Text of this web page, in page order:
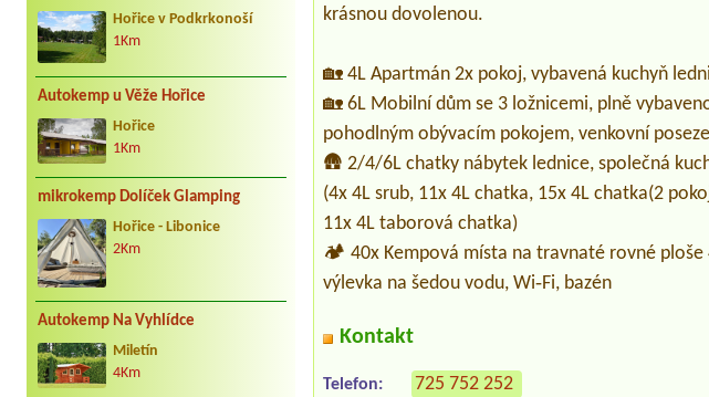
Hořice v Podkrkonoší
1Km
Autokemp u Věže Hořice
Hořice
1Km
mikrokemp Dolíček Glamping
Hořice - Libonice
2Km
Autokemp Na Vyhlídce
Miletín
4Km
krásnou dovolenou.
🏡 4L Apartmán 2x pokoj, vybavená kuchyň
🏡 6L Mobilní dům se 3 ložnicemi, plně
pohodlným obývacím pokojem, venkovní
🛖 2/4/6L chatky nábytek lednice, společná
(4x 4L srub, 11x 4L chatka, 15x 4L chatka(2
11x 4L taborová chatka)
🏕️ 40x Kempová místa na travnaté rovné ploše
výlevka na šedou vodu, Wi‑Fi, bazén
Kontakt
Telefon: 725 752 252